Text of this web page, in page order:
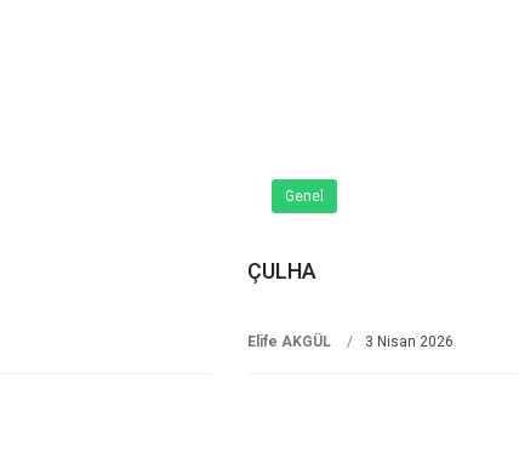
Genel
ÇULHA
Elife AKGÜL 3 Nisan 2026